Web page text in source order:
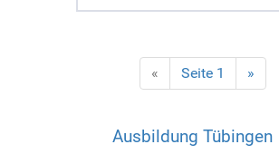
« Seite 1 »
Ausbildung Tübingen